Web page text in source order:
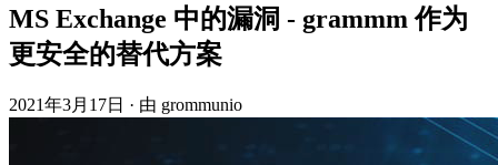
MS Exchange 中的漏洞 - grammm 作为
更安全的替代方案
2021年3月17日 · 由 grommunio